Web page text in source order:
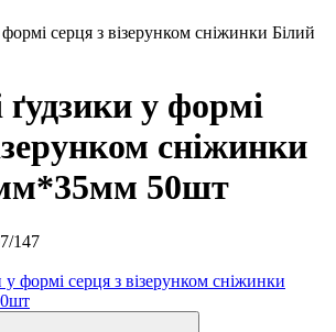
серця з візерунком сніжинки Білий
у формі
сніжинки
50шт
147